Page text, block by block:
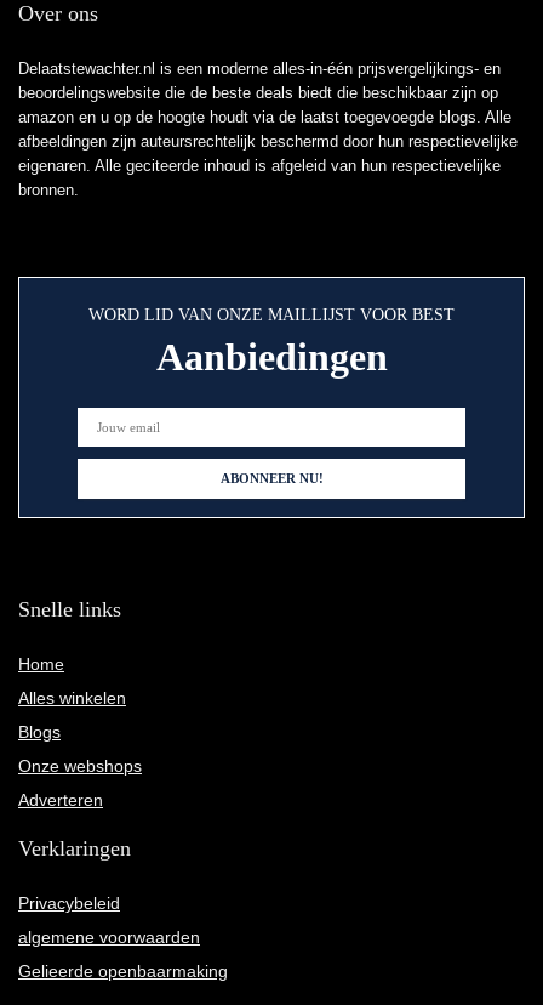
Over ons
Delaatstewachter.nl is een moderne alles-in-één prijsvergelijkings- en
beoordelingswebsite die de beste deals biedt die beschikbaar zijn op
amazon en u op de hoogte houdt via de laatst toegevoegde blogs. Alle
afbeeldingen zijn auteursrechtelijk beschermd door hun respectievelijke
eigenaren. Alle geciteerde inhoud is afgeleid van hun respectievelijke
bronnen.
WORD LID VAN ONZE MAILLIJST VOOR BEST
Aanbiedingen
Snelle links
Home
Alles winkelen
Blogs
Onze webshops
Adverteren
Verklaringen
Privacybeleid
algemene voorwaarden
Gelieerde openbaarmaking